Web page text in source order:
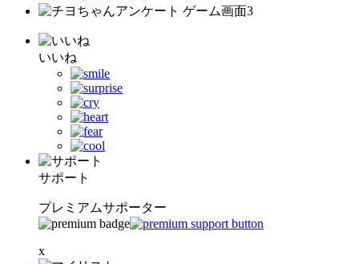
いいね
サポート
プレミアムサポーター
x